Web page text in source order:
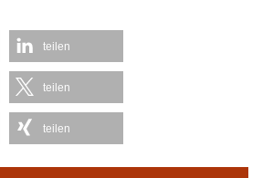
teilen
teilen
teilen